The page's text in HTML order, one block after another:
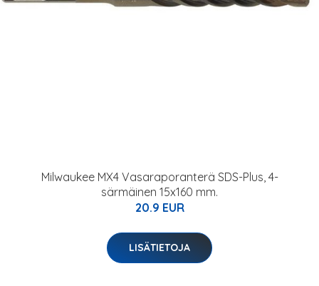
Milwaukee MX4 Vasaraporanterä SDS-Plus, 4-
särmäinen 15x160 mm.
20.9 EUR
LISÄTIETOJA